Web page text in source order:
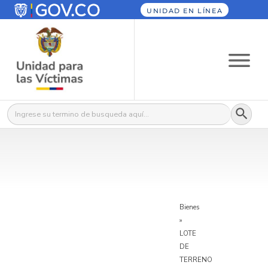
UNIDAD EN LÍNEA
Buscar: Botón
Bienes
»
LOTE
DE
TERRENO